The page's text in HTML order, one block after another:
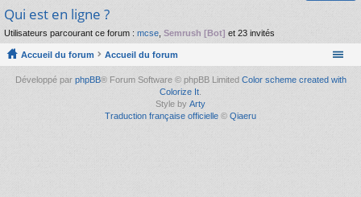
Qui est en ligne ?
Utilisateurs parcourant ce forum : mcse Semrush [Bot] et 23 invités
Accueil du forum Accueil du forum
Développé par phpBB® Forum Software © phpBB Limited Color scheme created with
Colorize It
Style by Arty
Traduction française officielle © Qiaeru